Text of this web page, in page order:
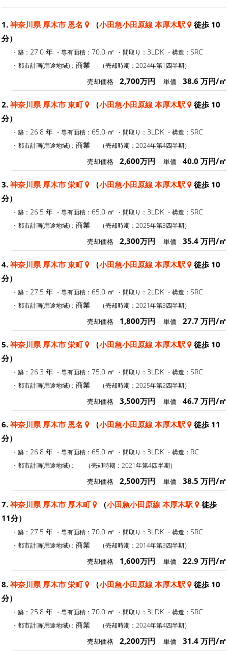
1. 神奈川県 厚木市 恩名 （小田急小田原線 本厚木駅
徒歩 10
分）
・築： 27.0 年 ・専有面積： 70.0 ㎡ ・間取り： 3LDK ・構造： SRC
・都市計画(用途地域)： 商業 （売却時期：2024年第1四半期）
売却価格 2,700万円 単価 38.6 万円/㎡
2. 神奈川県 厚木市 東町 （小田急小田原線 本厚木駅
徒歩 10
分）
・築： 26.8 年 ・専有面積： 65.0 ㎡ ・間取り： 3LDK ・構造： SRC
・都市計画(用途地域)： 商業 （売却時期：2024年第4四半期）
売却価格 2,600万円 単価 40.0 万円/㎡
3. 神奈川県 厚木市 栄町 （小田急小田原線 本厚木駅
徒歩 10
分）
・築： 26.5 年 ・専有面積： 65.0 ㎡ ・間取り： 3LDK ・構造： SRC
・都市計画(用途地域)： 商業 （売却時期：2025年第3四半期）
売却価格 2,300万円 単価 35.4 万円/㎡
4. 神奈川県 厚木市 東町 （小田急小田原線 本厚木駅
徒歩 10
分）
・築： 27.5 年 ・専有面積： 65.0 ㎡ ・間取り： 2LDK ・構造： SRC
・都市計画(用途地域)： 商業 （売却時期：2021年第3四半期）
売却価格 1,800万円 単価 27.7 万円/㎡
5. 神奈川県 厚木市 栄町 （小田急小田原線 本厚木駅
徒歩 10
分）
・築： 26.3 年 ・専有面積： 75.0 ㎡ ・間取り： 3LDK ・構造： SRC
・都市計画(用途地域)： 商業 （売却時期：2025年第2四半期）
売却価格 3,500万円 単価 46.7 万円/㎡
6. 神奈川県 厚木市 恩名 （小田急小田原線 本厚木駅
徒歩 11
分）
・築： 26.8 年 ・専有面積： 65.0 ㎡ ・間取り： 3LDK ・構造： RC
・都市計画(用途地域)： （売却時期：2021年第4四半期）
売却価格 2,500万円 単価 38.5 万円/㎡
7. 神奈川県 厚木市 厚木町 （小田急小田原線 本厚木駅
徒歩
11分）
・築： 27.5 年 ・専有面積： 70.0 ㎡ ・間取り： 3LDK ・構造： SRC
・都市計画(用途地域)： 商業 （売却時期：2014年第3四半期）
売却価格 1,600万円 単価 22.9 万円/㎡
8. 神奈川県 厚木市 栄町 （小田急小田原線 本厚木駅
徒歩 10
分）
・築： 25.8 年 ・専有面積： 70.0 ㎡ ・間取り： 3LDK ・構造： SRC
・都市計画(用途地域)： 商業 （売却時期：2024年第4四半期）
売却価格 2,200万円 単価 31.4 万円/㎡